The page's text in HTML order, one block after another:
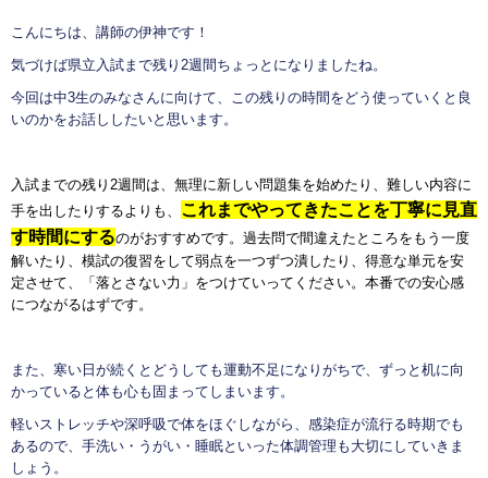
こんにちは、講師の伊神です！
気づけば県立入試まで残り2週間ちょっとになりましたね。
今回は中3生のみなさんに向けて、この残りの時間をどう使っていくと良
いのかをお話ししたいと思います。
入試までの残り2週間は、無理に新しい問題集を始めたり、難しい内容に
手を出したりするよりも、 これまでやってきたことを丁寧に見直
す時間にするのがおすすめです。過去問で間違えたところをもう一度
解いたり、模試の復習をして弱点を一つずつ潰したり、得意な単元を安
定させて、「落とさない力」をつけていってください。本番での安心感
につながるはずです。
また、寒い日が続くとどうしても運動不足になりがちで、ずっと机に向
かっていると体も心も固まってしまいます。
軽いストレッチや深呼吸で体をほぐしながら、感染症が流行る時期でも
あるので、手洗い・うがい・睡眠といった体調管理も大切にしていきま
しょう。